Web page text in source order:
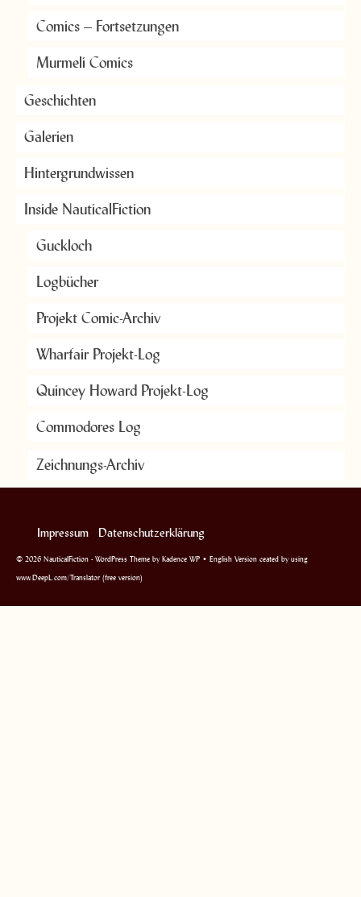
Comics – Fortsetzungen
Murmeli Comics
Geschichten
Galerien
Hintergrundwissen
Inside NauticalFiction
Guckloch
Logbücher
Projekt Comic-Archiv
Wharfair Projekt-Log
Quincey Howard Projekt-Log
Commodores Log
Zeichnungs-Archiv
Impressum Datenschutzerklärung
© 2026 NauticalFiction - WordPress Theme byKadence WP • English Version ceated by using
www.DeepL.com/Translator (free version)